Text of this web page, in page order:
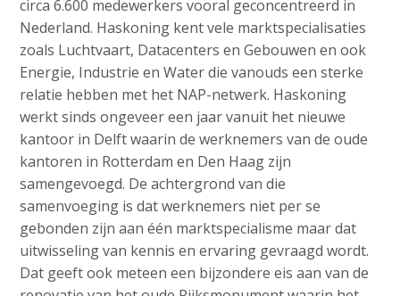
circa 6.600 medewerkers vooral geconcentreerd in
Nederland. Haskoning kent vele marktspecialisaties
zoals Luchtvaart, Datacenters en Gebouwen en ook
Energie, Industrie en Water die vanouds een sterke
relatie hebben met het NAP-netwerk. Haskoning
werkt sinds ongeveer een jaar vanuit het nieuwe
kantoor in Delft waarin de werknemers van de oude
kantoren in Rotterdam en Den Haag zijn
samengevoegd. De achtergrond van die
samenvoeging is dat werknemers niet per se
gebonden zijn aan één marktspecialisme maar dat
uitwisseling van kennis en ervaring gevraagd wordt.
Dat geeft ook meteen een bijzondere eis aan van de